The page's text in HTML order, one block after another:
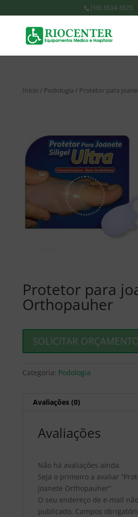
(19) 3534-3575
Início / Podologia / Protetor para
Protetor para
Orthopauher
SOLICITAR ORÇAMENTO
Categoria: Podologia
Avaliações (0)
Avaliações
Não há avaliações ainda.
Seja o primeiro a avaliar
joanete Orthopauher”
O seu endereço de e-mail
publicado. Campos